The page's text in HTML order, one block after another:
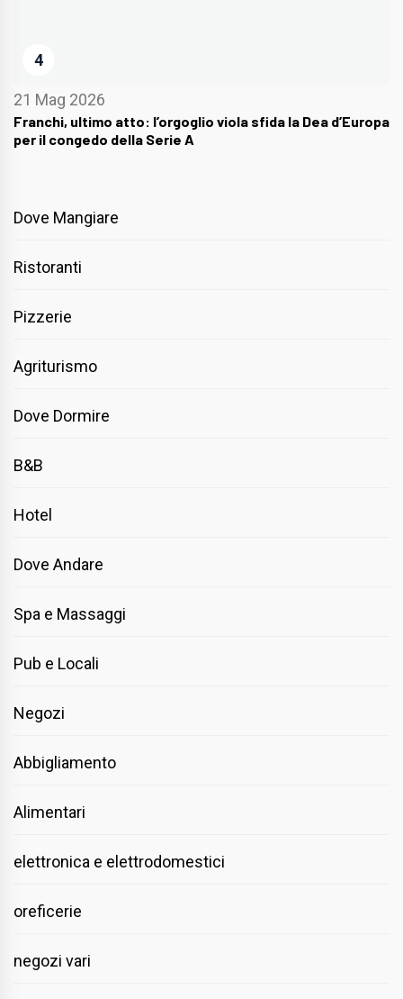
4
21 Mag 2026
Franchi, ultimo atto: l’orgoglio viola sfida la Dea d’Europa
per il congedo della Serie A
Dove Mangiare
Ristoranti
Pizzerie
Agriturismo
Dove Dormire
B&B
Hotel
Dove Andare
Spa e Massaggi
Pub e Locali
Negozi
Abbigliamento
Alimentari
elettronica e elettrodomestici
oreficerie
negozi vari